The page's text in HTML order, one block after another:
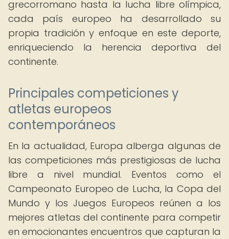
grecorromano hasta la lucha libre olímpica,
cada país europeo ha desarrollado su
propia tradición y enfoque en este deporte,
enriqueciendo la herencia deportiva del
continente.
Principales competiciones y
atletas europeos
contemporáneos
En la actualidad, Europa alberga algunas de
las competiciones más prestigiosas de lucha
libre a nivel mundial. Eventos como el
Campeonato Europeo de Lucha, la Copa del
Mundo y los Juegos Europeos reúnen a los
mejores atletas del continente para competir
en emocionantes encuentros que capturan la